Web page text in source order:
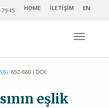
HOME İLETİŞİM EN
652-660 | DOI:
eşlik